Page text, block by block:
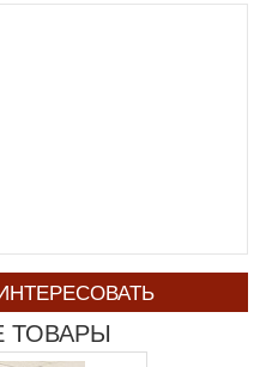
ТОВАРЫ